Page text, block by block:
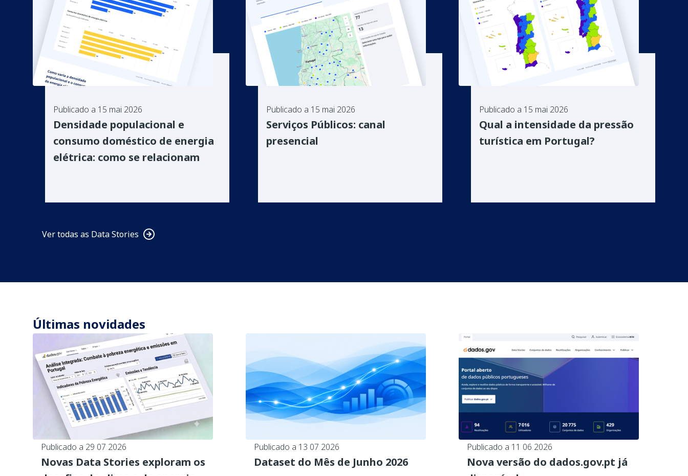
Publicado a 15 mai 2026
Densidade populacional e
consumo doméstico de energia
elétrica: como se relacionam
Publicado a 15 mai 2026
Serviços Públicos: canal
presencial
Publicado a 15 mai 2026
Qual a intensidade da pressão
turística em Portugal?
Ver todas as Data Stories
Últimas novidades
Publicado a 29 07 2026
Novas Data Stories exploram os
Publicado a 13 07 2026
Dataset do Mês de Junho 2026
Publicado a 11 06 2026
Nova versão do dados.gov.pt já